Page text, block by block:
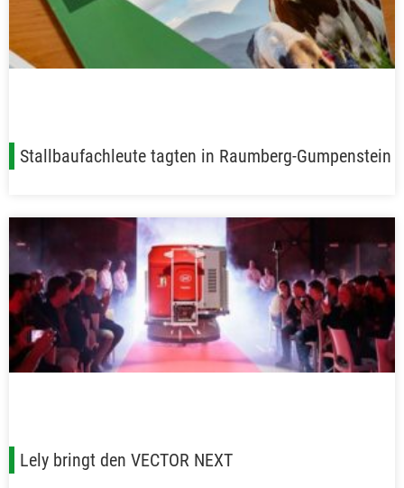
Stallbaufachleute tagten in Raumberg-Gumpenstein
Lely bringt den VECTOR NEXT